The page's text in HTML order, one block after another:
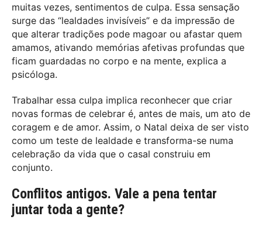
muitas vezes, sentimentos de culpa. Essa sensação
surge das “lealdades invisíveis” e da impressão de
que alterar tradições pode magoar ou afastar quem
amamos, ativando memórias afetivas profundas que
ficam guardadas no corpo e na mente, explica a
psicóloga.
Trabalhar essa culpa implica reconhecer que criar
novas formas de celebrar é, antes de mais, um ato de
coragem e de amor. Assim, o Natal deixa de ser visto
como um teste de lealdade e transforma-se numa
celebração da vida que o casal construiu em
conjunto.
Conflitos antigos. Vale a pena tentar
juntar toda a gente?